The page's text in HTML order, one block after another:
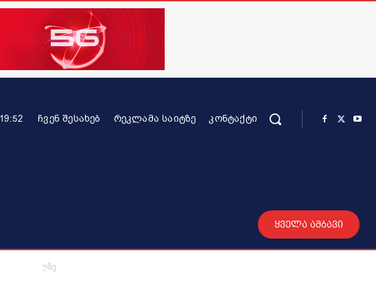
ᲩᲕᲔᲜ ᲨᲔᲡᲐᲮᲔᲑ ᲠᲔᲙᲚᲐᲛᲐ ᲡᲐᲘᲢᲖᲔ ᲙᲝᲜᲢᲐᲥᲢᲘ
ყველა ამბავი
ივანიშვილზე